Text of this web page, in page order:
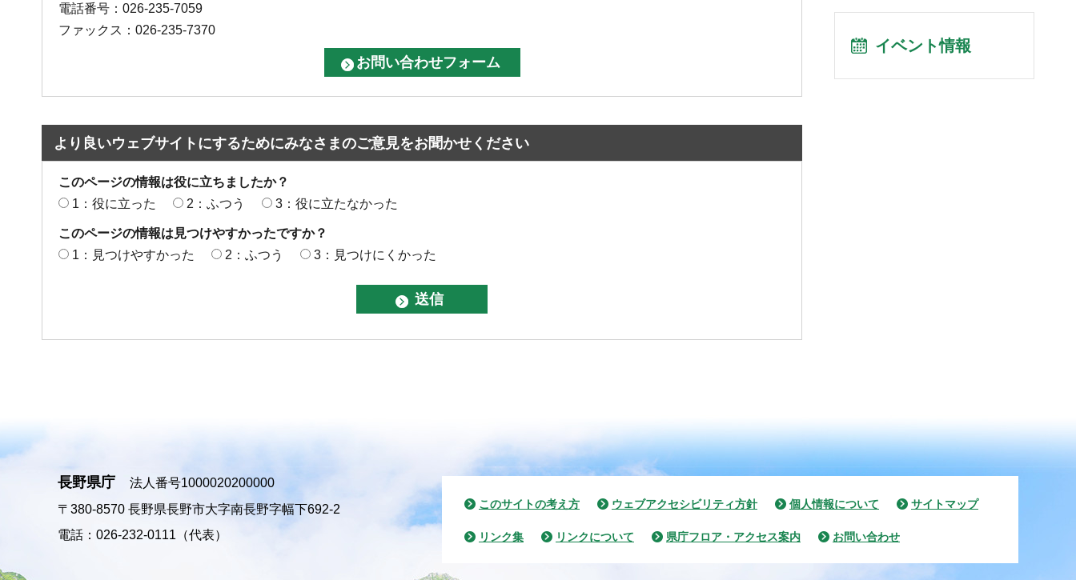
電話番号：026-235-7059
ファックス：026-235-7370
より良いウェブサイトにするためにみなさまのご意見をお聞かせください
このページの情報は役に立ちましたか？
1：役に立った
2：ふつう 3：役に立たなかった
このページの情報は見つけやすかったですか？
1：見つけやすかった
2：ふつう 3：見つけにくかった
イベント情報
長野県庁
法人番号1000020200000
〒380-8570 長野県長野市大字南長野字幅下692-2
電話：026-232-0111（代表）
このサイトの考え方 ウェブアクセシビリティ方針 個人情報について サイトマップ
リンク集 リンクについて 県庁フロア・アクセス案内 お問い合わせ